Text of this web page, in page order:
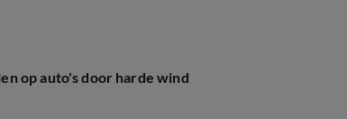
op auto's door harde wind